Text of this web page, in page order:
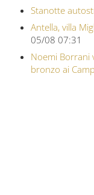
Stanotte
Antella, villa
05/08 07:31
Noemi Borrani
bronzo ai